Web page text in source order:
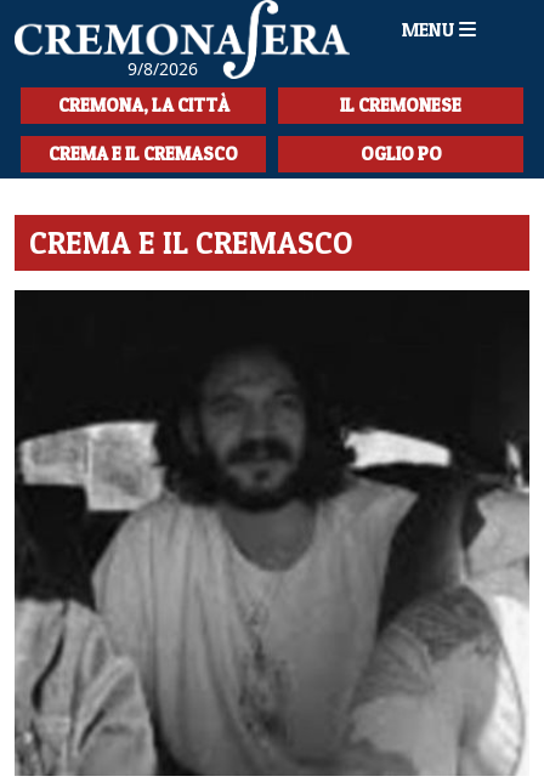
9/8/2026
MENU
HOME
CRONACA
LA MUSICA
L'EDITORIALE
SEZIONI
CERCA
CREMONA, LA CITTÀ IL CREMONESE
CREMA E IL CREMASCO OGLIO PO
CREMA E IL CREMASCO